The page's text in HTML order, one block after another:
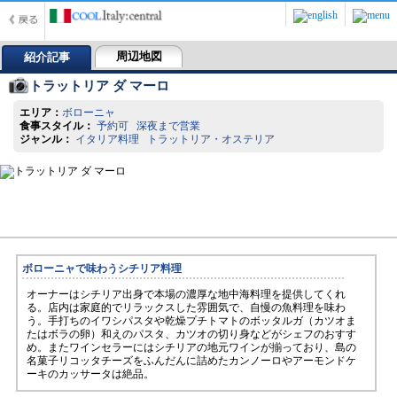
紹介記事 周辺地図
トラットリア ダ マーロ
エリア：ボローニャ
食事スタイル： 予約可 深夜まで営業
ジャンル： イタリア料理 トラットリア・オステリア
ボローニャで味わうシチリア料理
オーナーはシチリア出身で本場の濃厚な地中海料理を提供してくれ
る。店内は家庭的でリラックスした雰囲気で、自慢の魚料理を味わ
う。手打ちのイワシパスタや乾燥プチトマトのボッタルガ（カツオま
たはボラの卵）和えのパスタ、カツオの切り身などがシェフのおすす
め。またワインセラーにはシチリアの地元ワインが揃っており、島の
名菓子リコッタチーズをふんだんに詰めたカンノーロやアーモンドケ
ーキのカッサータは絶品。